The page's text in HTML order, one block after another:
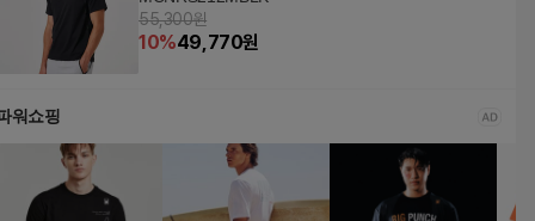
55,300원
10%49,770원
워쇼핑